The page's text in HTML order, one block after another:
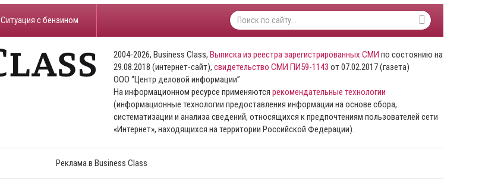
​Ситуация с бензином
2004-2026, Business Class, Выписка из реестра зарегистрированных СМИ по состоянию на
29.08.2018 (интернет-сайт), свидетельство СМИ ПИ59-1143 от 07.02.2017 (газета)
ООО “Центр деловой информации”
На информационном ресурсе применяются рекомендательные технологии
(информационные технологии предоставления информации на основе сбора,
систематизации и анализа сведений, относящихся к предпочтениям пользователей сети
«Интернет», находящихся на территории Российской Федерации).
Реклама в Business Class